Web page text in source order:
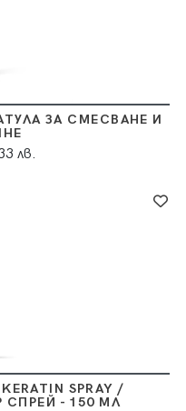
ЗА СМЕСВАНЕ И
лв.
SPRAY /
СПРЕЙ - 150 МЛ